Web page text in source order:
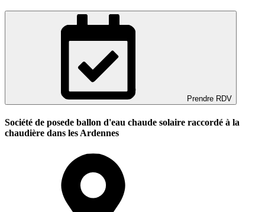
Prendre RDV
Société de posede ballon d'eau chaude solaire raccordé à la
chaudière dans les Ardennes